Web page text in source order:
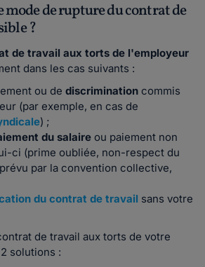
mode de rupture du contrat de
?
de travail aux torts de l'employeur
dans les cas suivants :
ou de discrimination commis
(par exemple, en cas de
) ;
du salaire ou paiement non
ci (prime oubliée, non-respect du
par la convention collective,
du contrat de travail sans votre
de travail aux torts de votre
solutions :